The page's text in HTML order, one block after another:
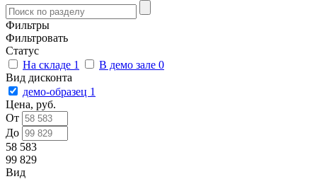
Фильтры
Фильтровать
Статус
На складе 1 В демо зале 0
Вид дисконта
демо-образец 1
Цена, руб.
От
До
58 583
99 829
Вид